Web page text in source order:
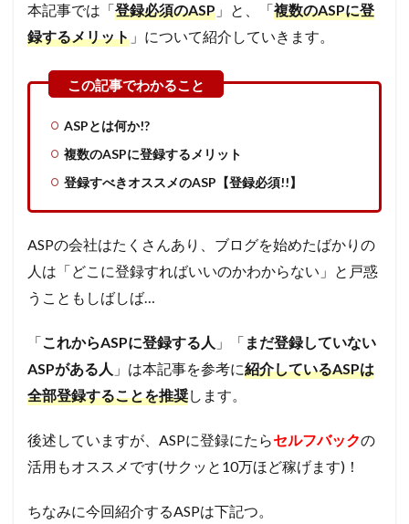
本記事では「登録必須のASP 」と、「複数のASPに登
録するメリット 」について紹介していきます。
ASPとは何か!?
複数のASPに登録するメリット
登録すべきオススメのASP【登録必須!!】
ASPの会社はたくさんあり、ブログを始めたばかりの
人は「どこに登録すればいいのかわからない」と戸惑
うこともしばしば…
「これからASPに登録する人 」「 まだ登録していない
ASPがある人 」は本記事を参考に紹介しているASPは
全部登録することを推奨します。
後述していますが、ASPに登録にたらセルフバックの
活用もオススメです(サクッと10万ほど稼げます)！
ちなみに今回紹介するASPは下記つ。